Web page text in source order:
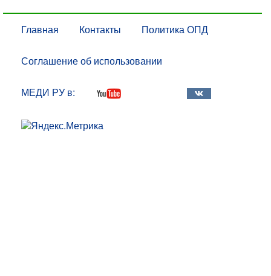
Главная Контакты Политика ОПД
Соглашение об использовании
МЕДИ РУ в: